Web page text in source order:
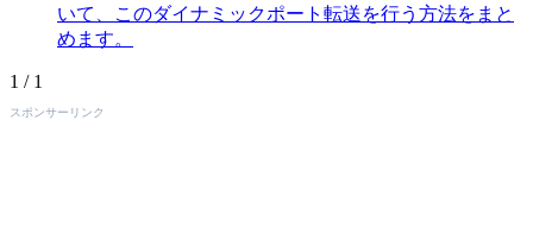
いて、このダイナミックポート転送を行う方法をまと
めます。
1 / 1
スポンサーリンク